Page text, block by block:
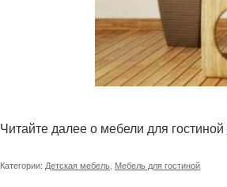
Читайте далее о мебели для гостиной
Категории: Детская мебель Мебель для гостиной